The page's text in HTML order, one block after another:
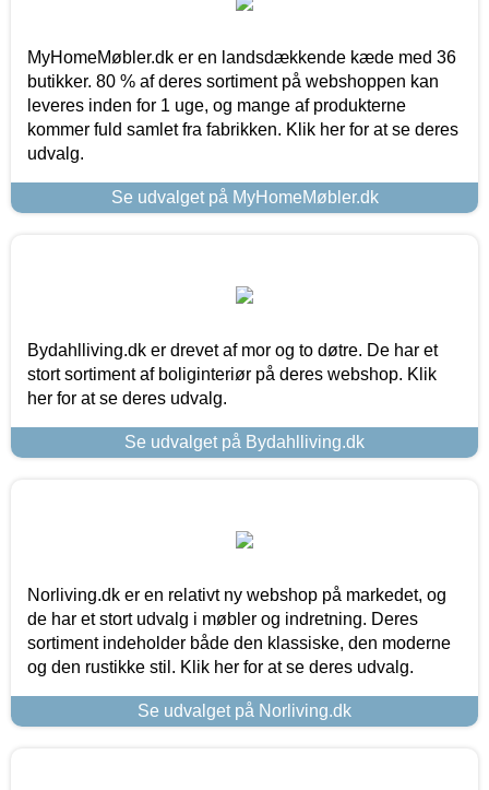
MyHomeMøbler.dk er en landsdækkende kæde med 36
butikker. 80 % af deres sortiment på webshoppen kan
leveres inden for 1 uge, og mange af produkterne
kommer fuld samlet fra fabrikken. Klik her for at se deres
udvalg.
Se udvalget på MyHomeMøbler.dk
Bydahlliving.dk er drevet af mor og to døtre. De har et
stort sortiment af boliginteriør på deres webshop. Klik
her for at se deres udvalg.
Se udvalget på Bydahlliving.dk
Norliving.dk er en relativt ny webshop på markedet, og
de har et stort udvalg i møbler og indretning. Deres
sortiment indeholder både den klassiske, den moderne
og den rustikke stil. Klik her for at se deres udvalg.
Se udvalget på Norliving.dk